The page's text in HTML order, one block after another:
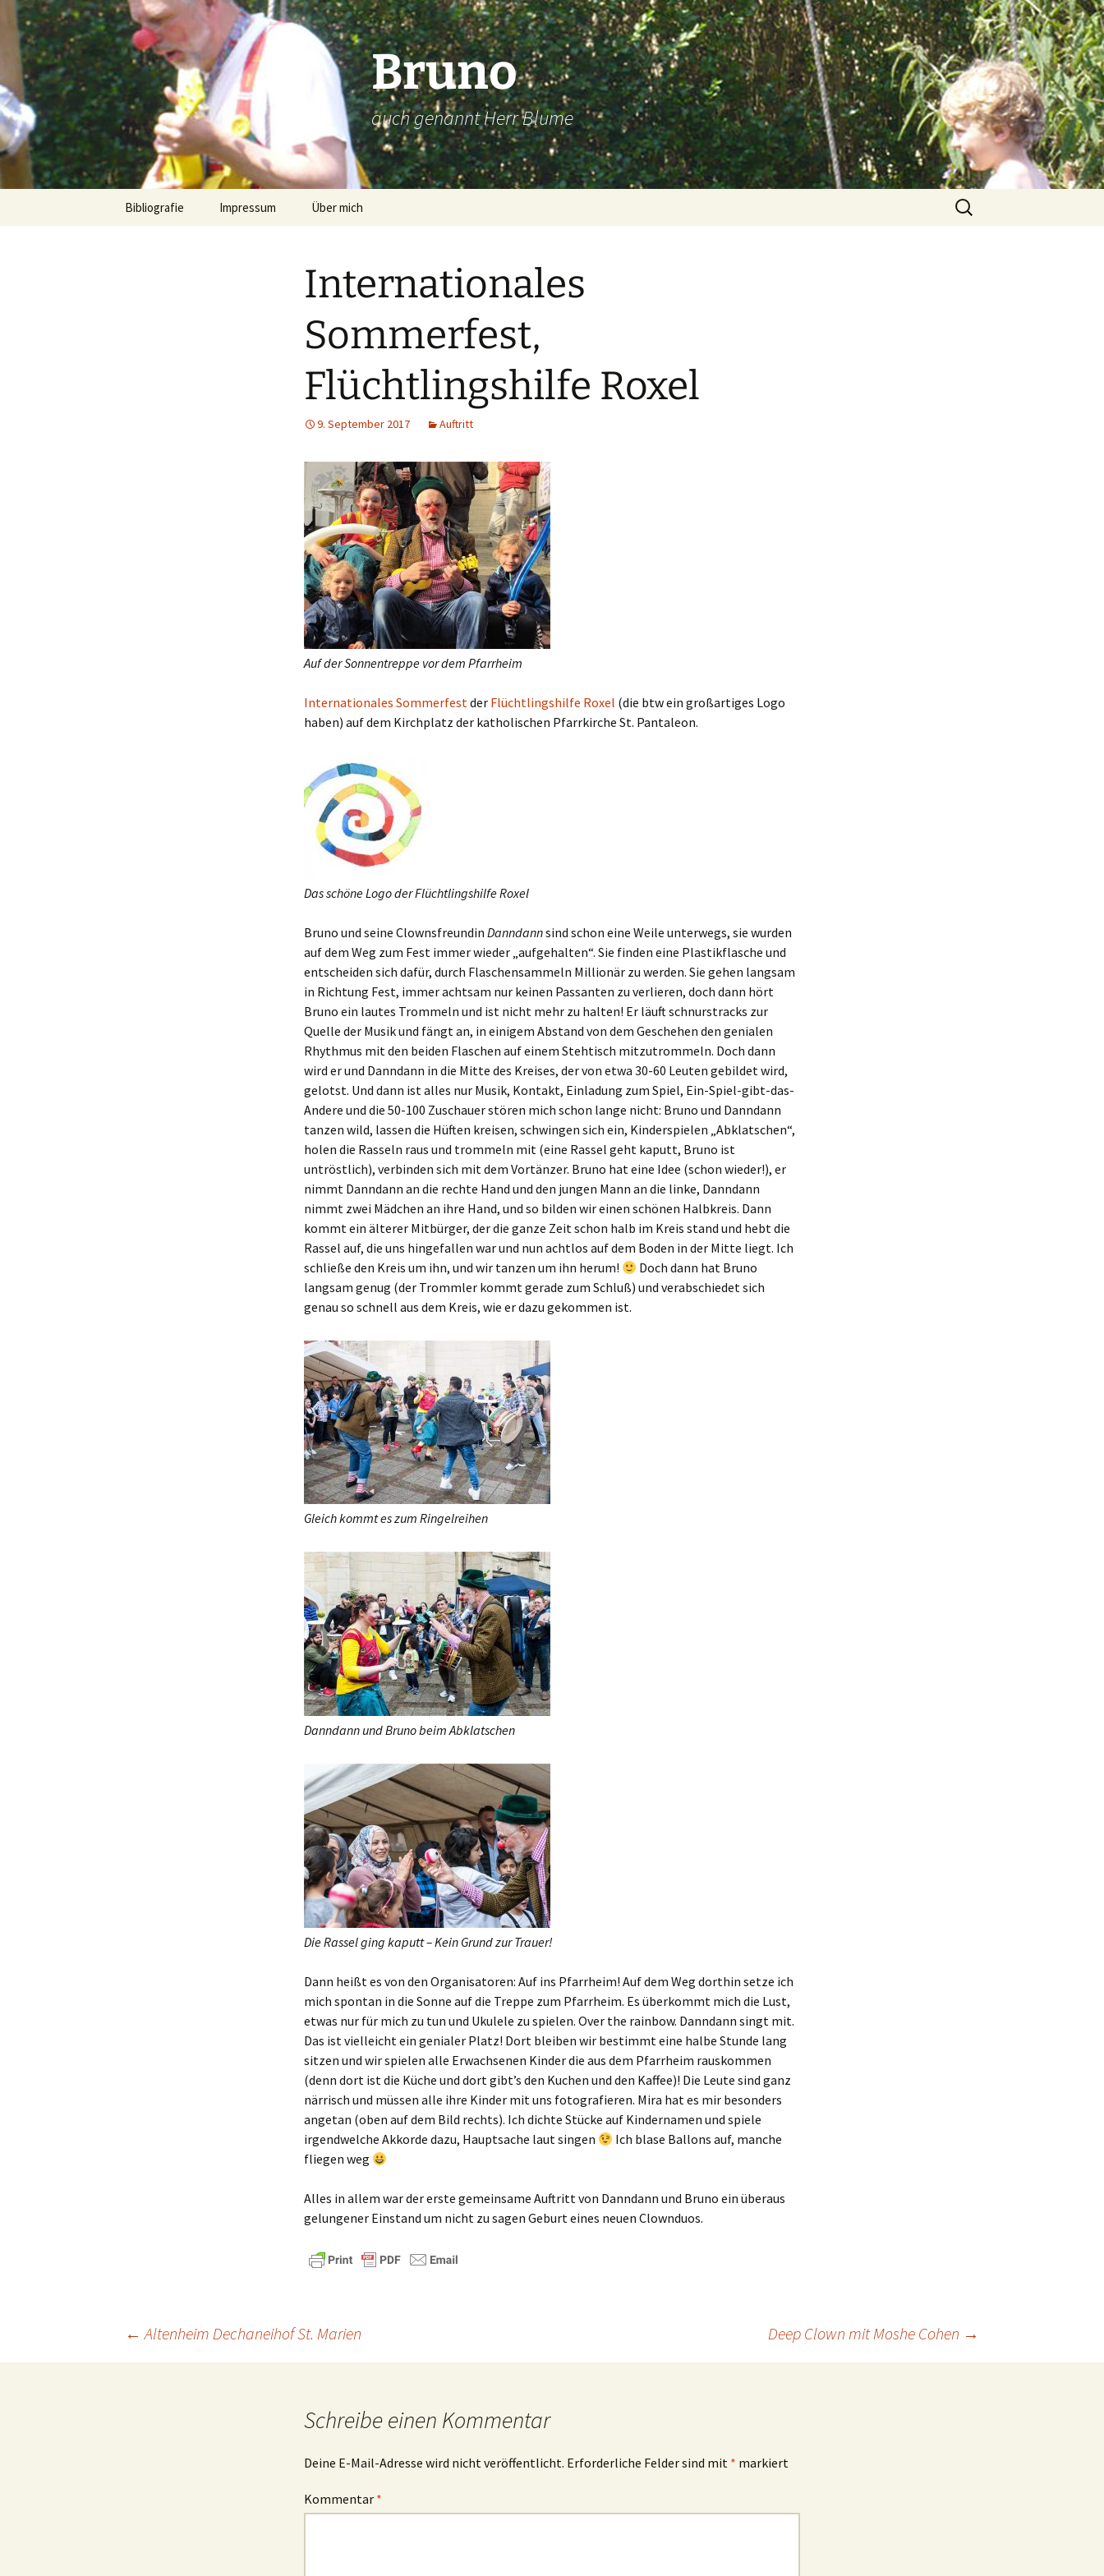
Zum
Inhalt
springen
Bruno
auch genannt Herr Blume
Bibliografie Impressum Über mich
Suchen
nach:
Internationales
Sommerfest,
Flüchtlingshilfe Roxel
9. September 2017 Auftritt
Auf der Sonnentreppe vor dem Pfarrheim
Internationales Sommerfestder Flüchtlingshilfe Roxel (die btw ein großartiges Logo
haben) auf dem Kirchplatz der katholischen Pfarrkirche St. Pantaleon.
Das schöne Logo der Flüchtlingshilfe Roxel
Bruno und seine Clownsfreundin Danndannsind schon eine Weile unterwegs, sie wurden
auf dem Weg zum Fest immer wieder „aufgehalten“. Sie finden eine Plastikflasche und
entscheiden sich dafür, durch Flaschensammeln Millionär zu werden. Sie gehen langsam
in Richtung Fest, immer achtsam nur keinen Passanten zu verlieren, doch dann hört
Bruno ein lautes Trommeln und ist nicht mehr zu halten! Er läuft schnurstracks zur
Quelle der Musik und fängt an, in einigem Abstand von dem Geschehen den genialen
Rhythmus mit den beiden Flaschen auf einem Stehtisch mitzutrommeln. Doch dann
wird er und Danndann in die Mitte des Kreises, der von etwa 30-60 Leuten gebildet wird,
gelotst. Und dann ist alles nur Musik, Kontakt, Einladung zum Spiel, Ein-Spiel-gibt-das-
Andere und die 50-100 Zuschauer stören mich schon lange nicht: Bruno und Danndann
tanzen wild, lassen die Hüften kreisen, schwingen sich ein, Kinderspielen „Abklatschen“,
holen die Rasseln raus und trommeln mit (eine Rassel geht kaputt, Bruno ist
untröstlich), verbinden sich mit dem Vortänzer. Bruno hat eine Idee (schon wieder!), er
nimmt Danndann an die rechte Hand und den jungen Mann an die linke, Danndann
nimmt zwei Mädchen an ihre Hand, und so bilden wir einen schönen Halbkreis. Dann
kommt ein älterer Mitbürger, der die ganze Zeit schon halb im Kreis stand und hebt die
Rassel auf, die uns hingefallen war und nun achtlos auf dem Boden in der Mitte liegt. Ich
schließe den Kreis um ihn, und wir tanzen um ihn herum!
Doch dann hat Bruno
langsam genug (der Trommler kommt gerade zum Schluß) und verabschiedet sich
genau so schnell aus dem Kreis, wie er dazu gekommen ist.
Gleich kommt es zum Ringelreihen
Danndann und Bruno beim Abklatschen
Die Rassel ging kaputt – Kein Grund zur Trauer!
Dann heißt es von den Organisatoren: Auf ins Pfarrheim! Auf dem Weg dorthin setze ich
mich spontan in die Sonne auf die Treppe zum Pfarrheim. Es überkommt mich die Lust,
etwas nur für mich zu tun und Ukulele zu spielen. Over the rainbow. Danndann singt mit.
Das ist vielleicht ein genialer Platz! Dort bleiben wir bestimmt eine halbe Stunde lang
sitzen und wir spielen alle Erwachsenen Kinder die aus dem Pfarrheim rauskommen
(denn dort ist die Küche und dort gibt’s den Kuchen und den Kaffee)! Die Leute sind ganz
närrisch und müssen alle ihre Kinder mit uns fotografieren. Mira hat es mir besonders
angetan (oben auf dem Bild rechts). Ich dichte Stücke auf Kindernamen und spiele
irgendwelche Akkorde dazu, Hauptsache laut singen
Ich blase Ballons auf, manche
fliegen weg
Alles in allem war der erste gemeinsame Auftritt von Danndann und Bruno ein überaus
gelungener Einstand um nicht zu sagen Geburt eines neuen Clownduos.
Beitragsnavigation
← Altenheim Dechaneihof St. Marien Deep Clown mit Moshe Cohen →
Schreibe einen Kommentar
Deine E-Mail-Adresse wird nicht veröffentlicht. Erforderliche Felder sind mit * markiert
Kommentar *